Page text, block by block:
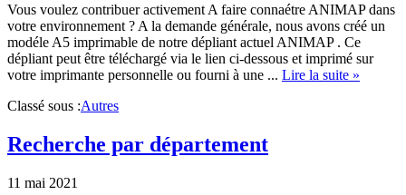
Vous voulez contribuer activement A faire connaétre ANIMAP dans
votre environnement ? A la demande générale, nous avons créé un
modéle A5 imprimable de notre dépliant actuel ANIMAP . Ce
dépliant peut être téléchargé via le lien ci-dessous et imprimé sur
votre imprimante personnelle ou fourni à une ... Lire la suite »
Classé sous :Autres
Recherche par département
11 mai 2021